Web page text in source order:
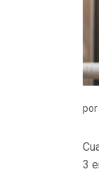
por
3